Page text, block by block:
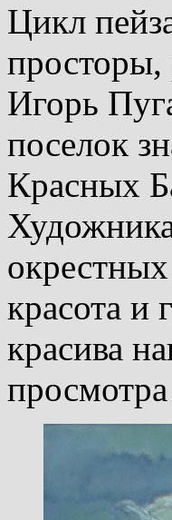
Цикл
просторы,
Игорь
поселок
Красных
красота и
красива